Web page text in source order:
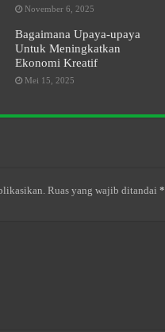
November 6, 2025
Bagaimana Upaya-upaya
Untuk Meningkatkan
Ekonomi Kreatif
Mei 15, 2025
Ruas yang wajib ditandai *